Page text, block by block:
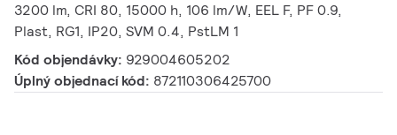
3200 lm, CRI 80, 15000 h, 106 lm/W, EEL F, PF 0.9,
Plast, RG1, IP20, SVM 0.4, PstLM 1
Kód objendávky: 929004605202
Úplný objednací kód: 872110306425700